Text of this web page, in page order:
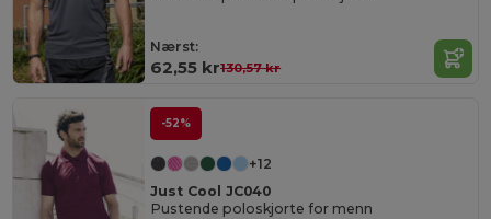
Nærst:
62,55 kr130,57 kr
-52%
+12
Just Cool JC040
Pustende poloskjorte for menn